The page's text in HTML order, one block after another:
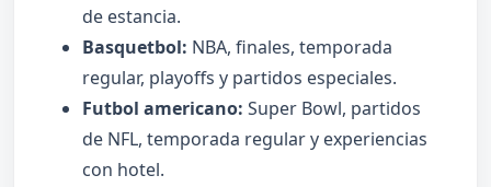
de estancia.
Basquetbol: NBA, finales, temporada
regular, playoffs y partidos especiales.
Futbol americano: Super Bowl, partidos
de NFL, temporada regular y experiencias
con hotel.